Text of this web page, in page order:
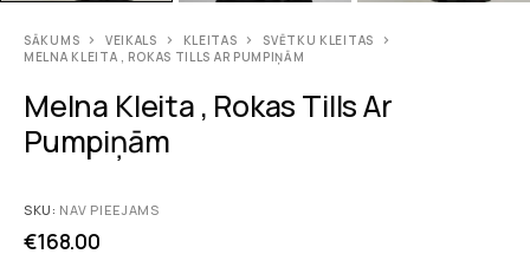
SĀKUMS VEIKALS KLEITAS
SVĒTKU KLEITAS
MELNA KLEITA , ROKAS TILLS AR PUMPIŅĀM
Melna Kleita , Rokas Tills Ar
Pumpiņām
SKU: NAV PIEEJAMS
€168.00